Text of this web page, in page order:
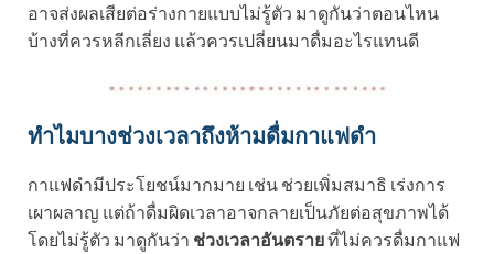
อาจส่งผลเสียต่อร่างกายแบบไม่รู้ตัว มาดูกันว่าตอนไหน
บ้างที่ควรหลีกเลี่ยง แล้วควรเปลี่ยนมาดื่มอะไรแทนดี
ทำไมบางช่วงเวลาถึงห้ามดื่มกาแฟดำ
กาแฟดำมีประโยชน์มากมาย เช่น ช่วยเพิ่มสมาธิ เร่งการ
เผาผลาญ แต่ถ้าดื่มผิดเวลาอาจกลายเป็นภัยต่อสุขภาพได้
โดยไม่รู้ตัว มาดูกันว่า ช่วงเวลาอันตรายที่ไม่ควรดื่มกาแฟ